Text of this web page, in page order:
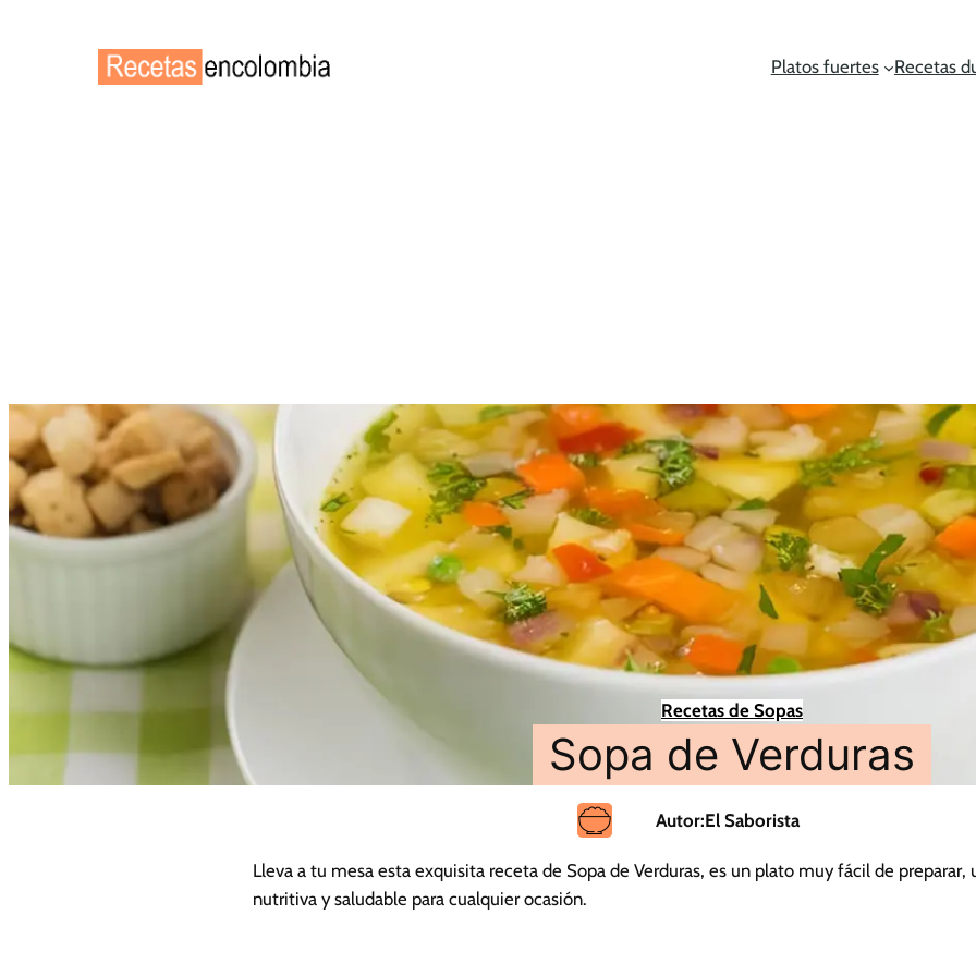
Platos fuertes Recetas
Recetas de Sopas
Sopa de Verduras
Autor:El Saborista
Lleva a tu mesa esta exquisita receta de Sopa de Verduras, es un plato muy fácil de preparar,
nutritiva y saludable para cualquier ocasión.